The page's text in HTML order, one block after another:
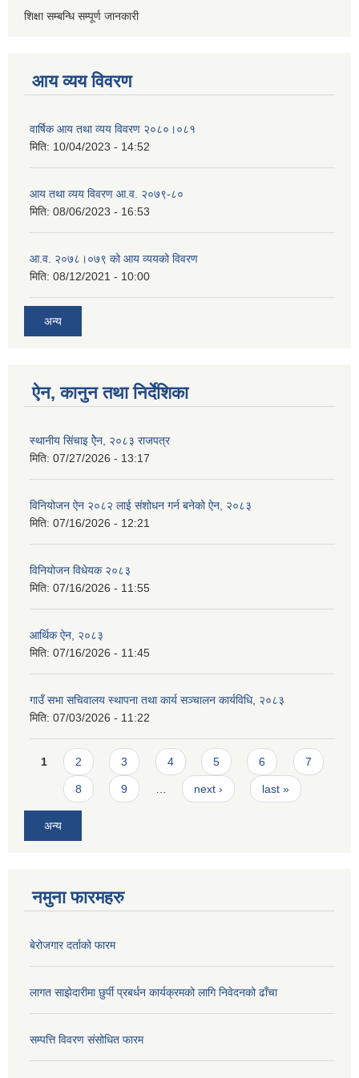
शिक्षा सम्बन्धि सम्पूर्ण जानकारी
आय व्यय विवरण
वार्षिक आय तथा व्यय विवरण २०८०।०८१
मिति: 10/04/2023 - 14:52
आय तथा व्यय विवरण आ.व. २०७९-८०
मिति: 08/06/2023 - 16:53
आ.व. २०७८।०७९ को आय व्ययको विवरण
मिति: 08/12/2021 - 10:00
अन्य
ऐन, कानुन तथा निर्देशिका
स्थानीय सिंचाइ ऐेन, २०८३ राजपत्र
मिति: 07/27/2026 - 13:17
विनियोजन ऐन २०८२ लाई संशोधन गर्न बनेको ऐन, २०८३
मिति: 07/16/2026 - 12:21
विनियोजन विधेयक २०८३
मिति: 07/16/2026 - 11:55
आर्थिक ऐन, २०८३
मिति: 07/16/2026 - 11:45
गाउँ सभा सचिवालय स्थापना तथा कार्य सञ्चालन कार्यविधि, २०८३
मिति: 07/03/2026 - 11:22
Pages
1 2 3 4 5 6 7
8 9 next › last »
अन्य
नमुना फारमहरु
बेरोजगार दर्ताको फारम
लागत साझेदारीमा छुर्पी प्रबर्धन कार्यक्रमको लागि निवेदनको ढाँचा
सम्पत्ति विवरण संसोधित फारम